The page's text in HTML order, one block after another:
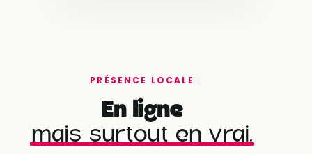
avec ton conseiller
Programme personnalisé
prêt à démarrer
✓
Martial · Antibes
★ 4,9 · 1 480 leçons réalisées
PRÉSENCE LOCALE
En ligne
mais surtout en vrai.